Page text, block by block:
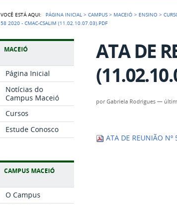
VOCÊ ESTÁ AQUI: PÁGINA INICIAL >CAMPUS > MACEIÓ > ENSINO >
58 2020 - CMAC-CSALIM (11.02.10.07.03).PDF
MACEIÓ
Página Inicial
Notícias do
Campus Maceió
Cursos
Estude Conosco
CAMPUS MACEIÓ
O Campus
ATA DE
porGabriela Rodrigues —
ATA DE REUNIÃO